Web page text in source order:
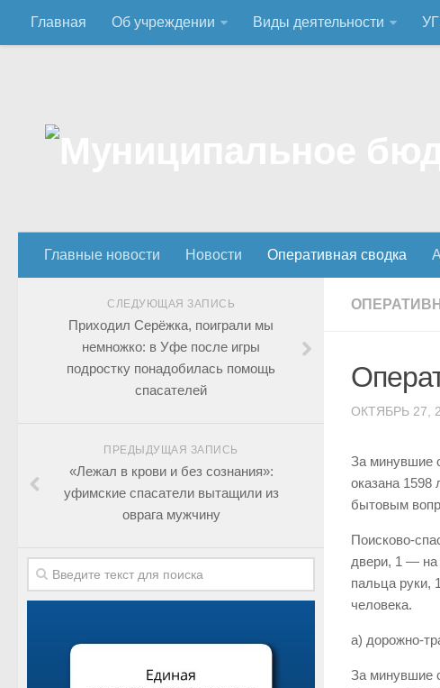
Главная Об учреждении Виды деятельности
Главные новости Новости Оперативная сводка
ОКТЯБРЬ 27,
За минувшие
оказана
бытовым
Поисково-
двери, 1 — на
пальца руки,
человека.
а) дорожно-
За минувшие
СЛЕДУЮЩАЯ ЗАПИСЬ
Приходил Серёжка, поиграли мы
немножко: в Уфе после игры
подростку понадобилась помощь
спасателей
ПРЕДЫДУЩАЯ ЗАПИСЬ
«Лежал в крови и без сознания»:
уфимские спасатели вытащили из
оврага мужчину